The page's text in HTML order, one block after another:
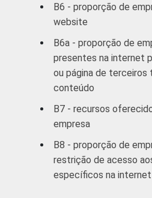
Artes,
e
1Base ponderada:
mais funcionários, que
seguintes segmentos
B6 - proporção de
website
B6a - proporção de
presentes na internet
ou página de
conteúdo
B7 - recursos
empresa
B8 - proporção de
restrição de acesso
específicos na internet